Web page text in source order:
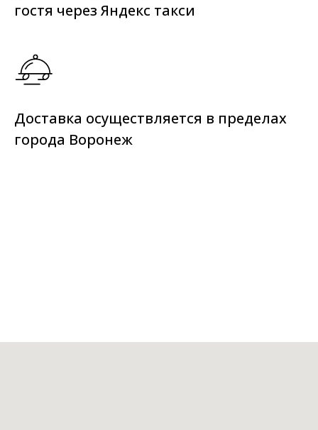
гостя через Яндекс такси
Доставка осуществляется в пределах
города Воронеж